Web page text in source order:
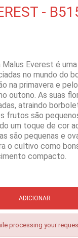
-
Malus Everest é
no mundo do
na primavera e
outono. As suas
atraindo
frutos são
um toque de cor
são pequenas e
o cultivo como
compacto.
ADICIONAR
processing your